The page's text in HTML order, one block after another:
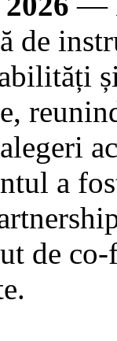
de
a
de